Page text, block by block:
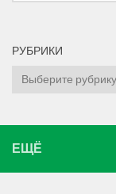
РУБРИКИ
Рубрики
ЕЩЁ